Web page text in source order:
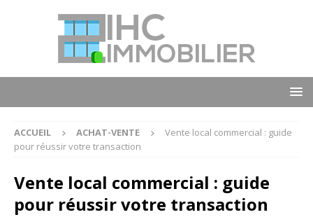
ACCUEIL ACHAT-VENTE
Vente local commercial : guide
pour réussir votre transaction
Vente local commercial : guide
pour réussir votre transaction